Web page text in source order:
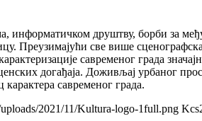
информатичком друштву, борби за
Преузимајући све више
савременог града
догађаја. Доживљај урбаног
савременог града.
2021/11/Kultura-logo-1full.png